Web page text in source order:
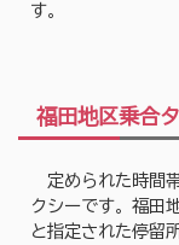
す。
福田地区乗合
定められた時間
クシーです。福田
と指定された停留